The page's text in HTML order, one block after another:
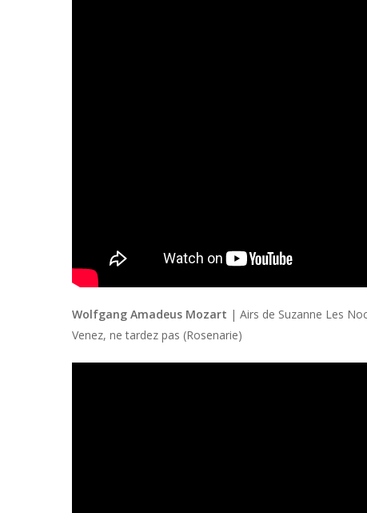
Wolfgang Amadeus Mozart | Airs de Suzanne Les
Venez, ne tardez pas (Rosenarie)